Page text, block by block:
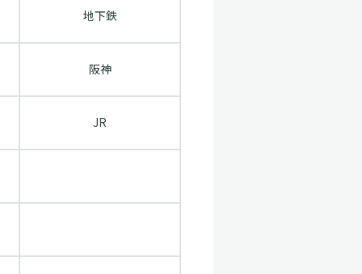
地下鉄
阪神
JR